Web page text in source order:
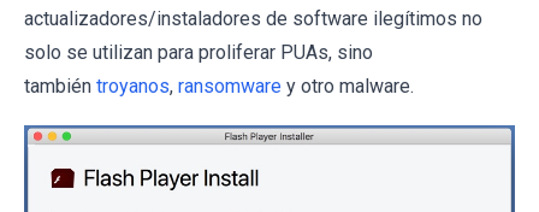
actualizadores/instaladores de software ilegítimos no
solo se utilizan para proliferar PUAs, sino
también troyanos, ransomware y otro malware.